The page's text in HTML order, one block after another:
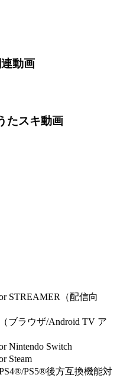
動画
たスキ動画
STREAMER（配信向
ブラウザ/Android TV ア
Nintendo Switch
Steam
PS5®後方互換機能対